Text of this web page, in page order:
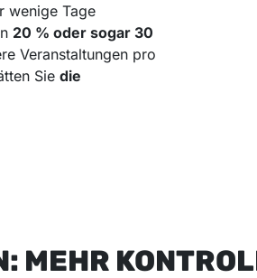
wenige Tage
20 % oder sogar 30
Veranstaltungen pro
Siedie
MEHR